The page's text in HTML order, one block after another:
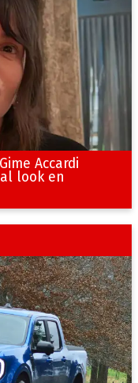
Accardi
look en